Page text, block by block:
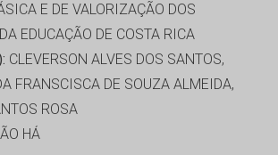
E DE VALORIZAÇÃO DOS
EDUCAÇÃO DE COSTA RICA
CLEVERSON ALVES DOS SANTOS,
FRANSCISCA DE SOUZA ALMEIDA,
ROSA
HÁ